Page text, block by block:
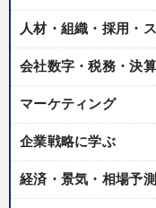
人材・組織・採用・
会社数字・税務・決
マーケティング
企業戦略に学ぶ
経済・景気・相場予測